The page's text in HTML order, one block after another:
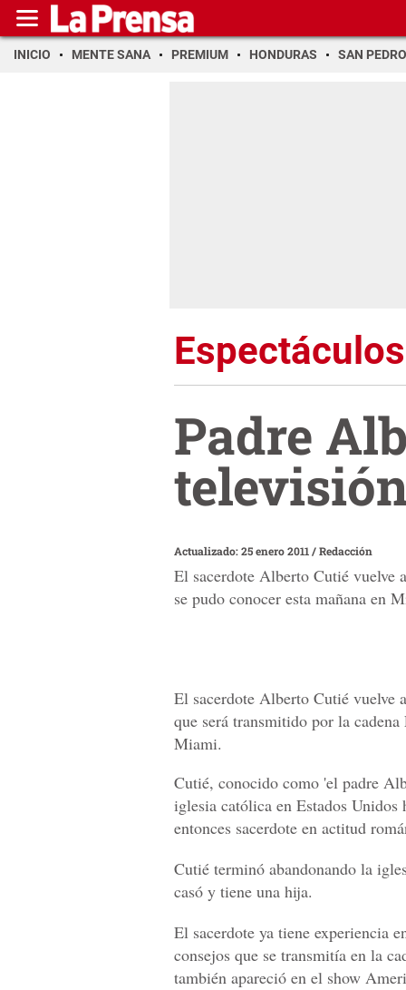
INICIO MENTE SANA PREMIUM HONDURAS SAN PEDRO
Espectáculos
Padre
Actualizado: 25 enero 2011 /Redacción
El sacerdote Alberto Cutié vuelve
se pudo conocer esta mañana en
El sacerdote Alberto Cutié vuelve
que será transmitido por la
Miami.
Cutié, conocido como 'el padre
iglesia católica en Estados Unidos
entonces sacerdote en actitud
Cutié terminó abandonando la
casó y tiene una hija.
El sacerdote ya tiene experiencia
consejos que se transmitía en la
también apareció en el show